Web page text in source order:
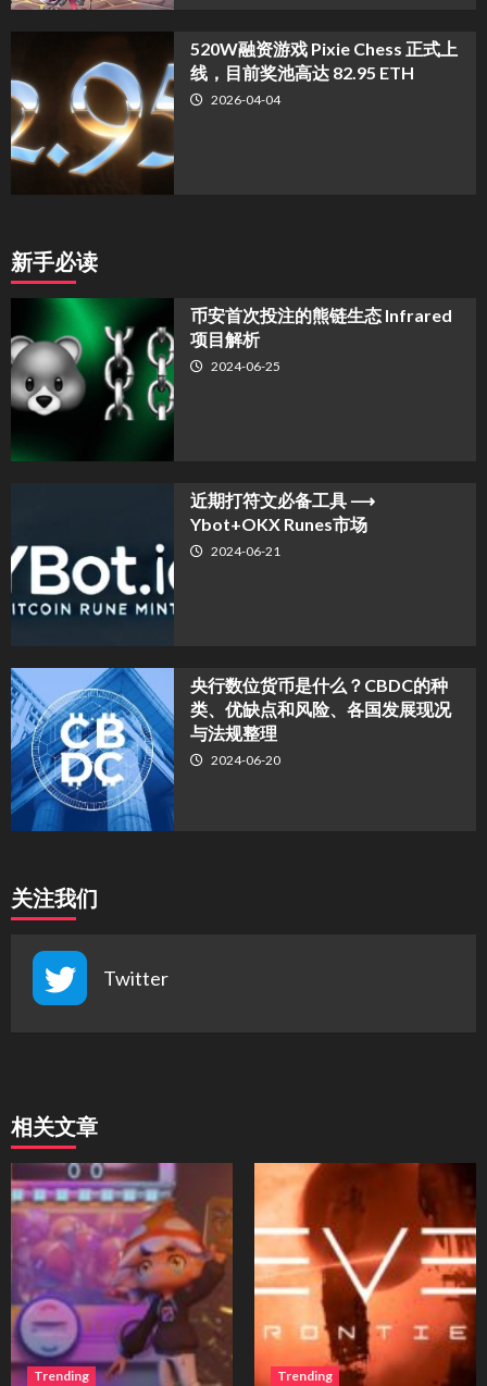
520W融资游戏 Pixie Chess 正式上
线，目前奖池高达 82.95 ETH
2026-04-04
新手必读
币安首次投注的熊链生态 Infrared
项目解析
2024-06-25
近期打符文必备工具 ⟶
Ybot+OKX Runes市场
2024-06-21
央行数位货币是什么？CBDC的种
类、优缺点和风险、各国发展现况
与法规整理
2024-06-20
关注我们
Twitter
相关文章
Trending Trending